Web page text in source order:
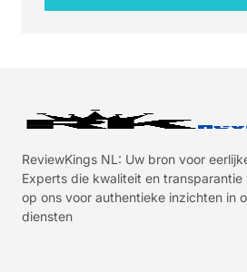
ReviewKings NL: Uw bron voor
Experts die kwaliteit en
op ons voor authentieke inzichten in
diensten